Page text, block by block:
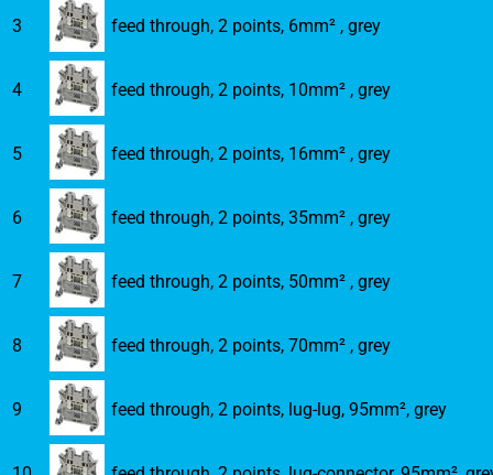
3 feed through, 2 points, 6mm² , grey
4 feed through, 2 points, 10mm² , grey
5 feed through, 2 points, 16mm² , grey
6 feed through, 2 points, 35mm² , grey
7 feed through, 2 points, 50mm² , grey
8 feed through, 2 points, 70mm² , grey
9 feed through, 2 points, lug-lug, 95mm², grey